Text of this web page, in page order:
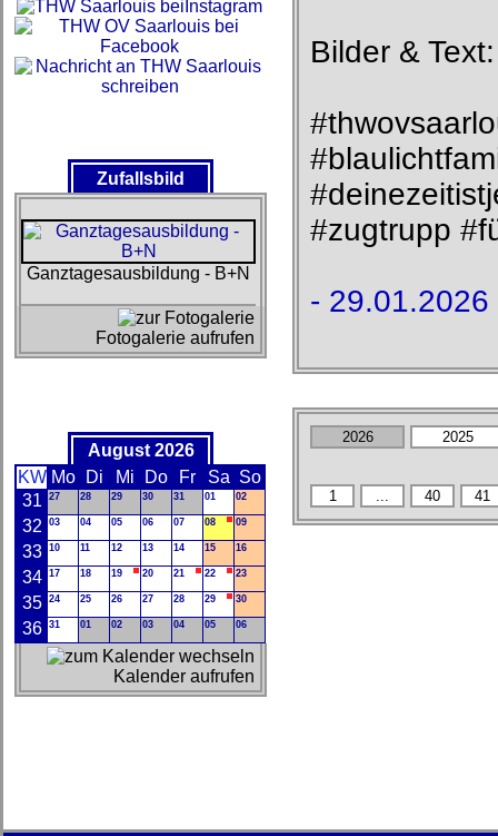
Zufallsbild
Ganztagesausbildung - B+N
Fotogalerie aufrufen
August 2026
KW Mo Di Mi Do Fr Sa So
31
27 28 29 30 31 01 02
32 03 04 05 06 07 08 09
33 10 11 12 13 14 15 16
34 17 18 19 20 21 22 23
35 24 25 26 27 28 29 30
36 31 01 02 03 04 05 06
Kalender aufrufen
Bilder &
#zugtrupp
- 29.01.2026